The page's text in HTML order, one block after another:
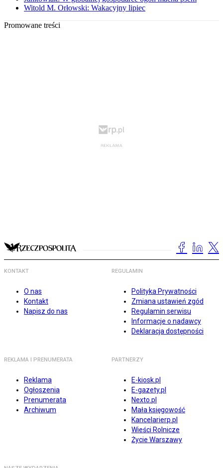
Witold M. Orłowski: Wakacyjny lipiec
Promowane treści
KONTAKT
O nas
Kontakt
Napisz do nas
REGULAMIN
Polityka Prywatności
Zmiana ustawień zgód
Regulamin serwisu
Informacje o nadawcy
Deklaracja dostępności
REKLAMA I PRENUMERATA
Reklama
Ogłoszenia
Prenumerata
Archiwum
PARTNERZY
E-kiosk.pl
E-gazety.pl
Nexto.pl
Mała księgowość
Kancelarierp.pl
Wieści Rolnicze
Życie Warszawy